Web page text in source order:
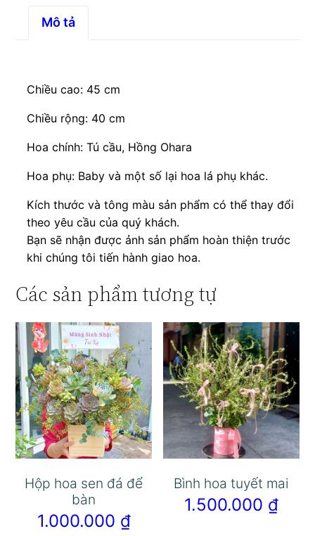
Mô tả
Chiều cao: 45 cm
Chiều rộng: 40 cm
Hoa chính: Tú cầu, Hồng Ohara
Hoa phụ: Baby và một số lại hoa lá phụ khác.
Kích thước và tông màu sản phẩm có thể thay đổi
theo yêu cầu của quý khách.
Bạn sẽ nhận được ảnh sản phẩm hoàn thiện trước
khi chúng tôi tiến hành giao hoa.
Các sản phẩm tương tự
Hộp hoa sen đá để
bàn
1.000.000 ₫
Bình hoa tuyết mai
1.500.000 ₫